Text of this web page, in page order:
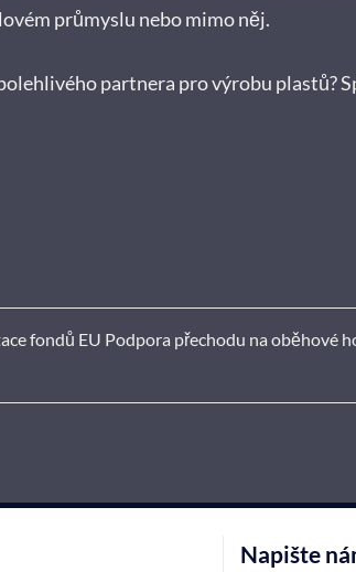
průmyslu nebo mimo něj.
partnera pro výrobu plastů?
fondů EU Podpora přechodu na oběhové
Napište